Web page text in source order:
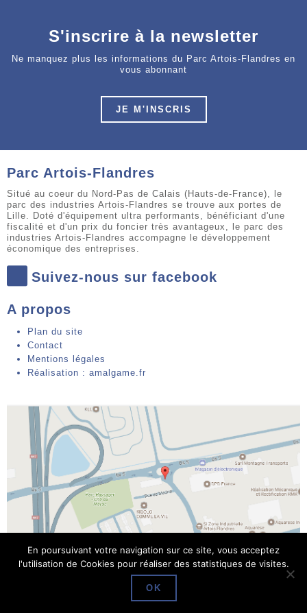
S'inscrire à la newsletter
Ne manquez plus les informations du Parc Artois-Flandres en
vous abonnant
JE M'INSCRIS
Parc Artois-Flandres
Situé au coeur du Nord-Pas de Calais (Hauts-de-France), le
parc des industries Artois-Flandres se trouve aux portes de
Lille. Doté d'équipement ultra performants, bénéficiant d'une
fiscalité et d'un prix du foncier très avantageux, le parc des
industries Artois-Flandres accompagne le développement
économique des entreprises.
Suivez-nous sur facebook
A propos
Plan du site
Contact
Mentions légales
Réalisation : amalgame.fr
Parc des industries Artois-Flandres 64 rue Marcel Cabiddu
En poursuivant votre navigation sur ce site, vous acceptez
l'utilisation de Cookies pour réaliser des statistiques de visites.
OK